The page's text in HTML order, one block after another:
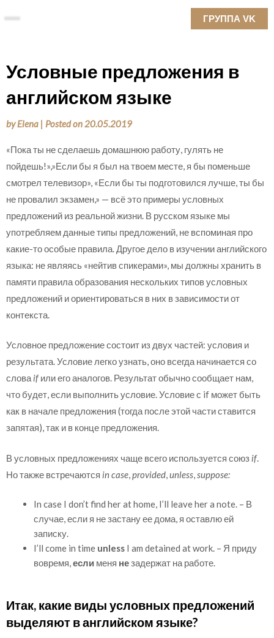
to
ГРУППА VK
Условные предложения в
английском языке
byElena | Posted on20.05.2019
«Пока ты не сделаешь домашнюю работу, гулять не
пойдешь!»,»Если бы я был на твоем месте, я бы поменьше
смотрел телевизор», «Если бы ты подготовился лучше, ты бы
не провалил экзамен,» — всё это примеры условных
предложений из реальной жизни. В русском языке мы
употребляем данные типы предложений, не вспоминая про
какие-то особые правила. Другое дело в изучении английского
языка: не являясь «нейтив спикерами», мы должны хранить в
памяти правила образования нескольких типов условных
предложений и ориентироваться в них в зависимости от
контекста.
Условное предложение состоит из двух частей: условия и
результата. Условие легко узнать, оно всегда начинается со
слова ifили его аналогов. Результат обычно сообщает нам,
что будет, если выполнить условие. Условие с if может быть
как в начале предложения (тогда после этой части ставится
запятая), так и в конце предложения.
В условных предложениях чаще всего используется союз if.
Но также встречаются in case,provided,unless,suppose:
In case I don’t find her at home, I’ll leave her a note. – В
случае, если я не застану ее дома, я оставлю ей
записку.
I’ll come in time unless I am detained at work. – Я приду
вовремя,если меня незадержат на работе.
Итак, какие виды условных предложений
выделяют в английском языке?